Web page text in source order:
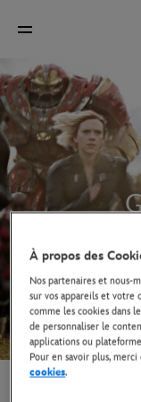
À propos des
Nos partenaires et nous-
sur vos appareils et
comme les cookies dans
de personnaliser le
applications ou
Pour en savoir plus,
cookies.